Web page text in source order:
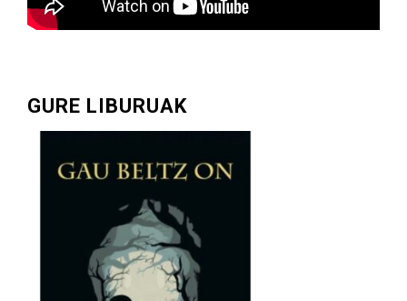
GURE LIBURUAK